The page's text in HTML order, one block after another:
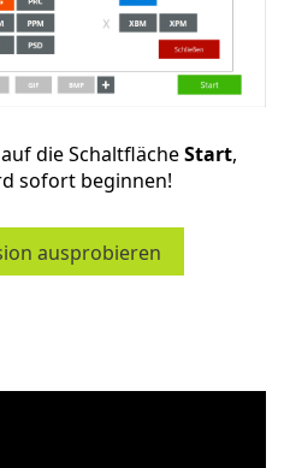
die SchaltflächeStart,
sofort beginnen!
ausprobieren